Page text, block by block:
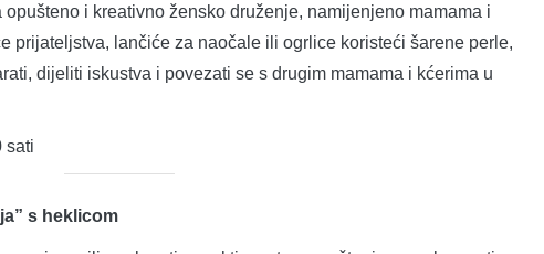
i kreativno žensko druženje, namijenjeno mamama i
prijateljstva, lančiće za naočale ili ogrlice koristeći šarene perle,
dijeliti iskustva i povezati se s drugim mamama i kćerima u
sati
s heklicom